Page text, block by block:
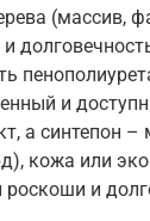
(массив,
и
а синтепон
кожа или
и